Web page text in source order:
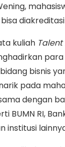
kuliah
para
bisnis
pada
dengan
BUMN RI,
institusi